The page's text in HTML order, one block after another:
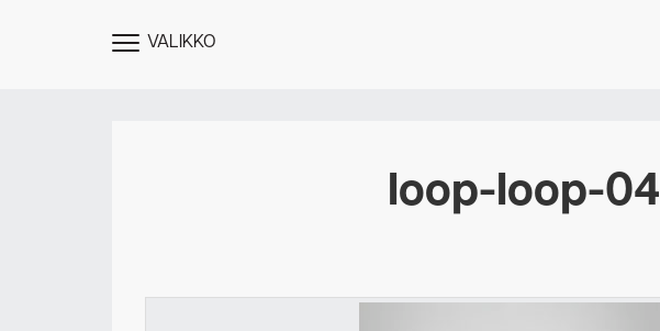
NÄYTÄVALIKKO
loop-loop-04